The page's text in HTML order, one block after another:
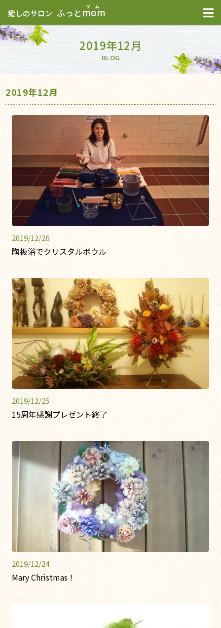
癒しのサロン ふっとmom
2019年12月
BLOG
2019年12月
2019/12/26
陶板浴でクリスタルボウル
2019/12/25
15周年感謝プレゼント終了
2019/12/24
Mary Christmas !